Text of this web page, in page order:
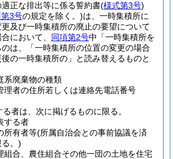
正な排出等に係る誓約書(様式第3号)
3号の規定を除く。)は、一時集積所に
及び一時集積所の廃止の要望について
において、 同項第2号中「一時集積所を
は、「一時集積所の位置の変更の場合
の一時集積所の」と読み替えるものと
系廃棄物の種類
理者の住所若しくは連絡先電話番号
者は、次に掲げるものに限る。
する者
所有者等(所属自治会との事前協議を済
る。)
組合、農住組合その他一団の土地を住宅